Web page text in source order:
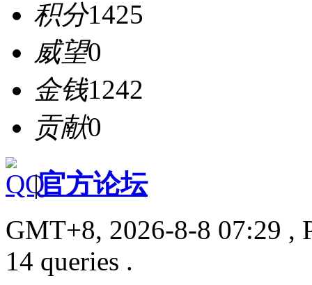
积分1425
威望0
金钱1242
贡献0
|官方论坛
GMT+8, 2026-8-8 07:29 ,
14 queries .